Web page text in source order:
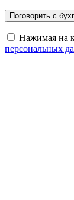
Нажимая на
персональных